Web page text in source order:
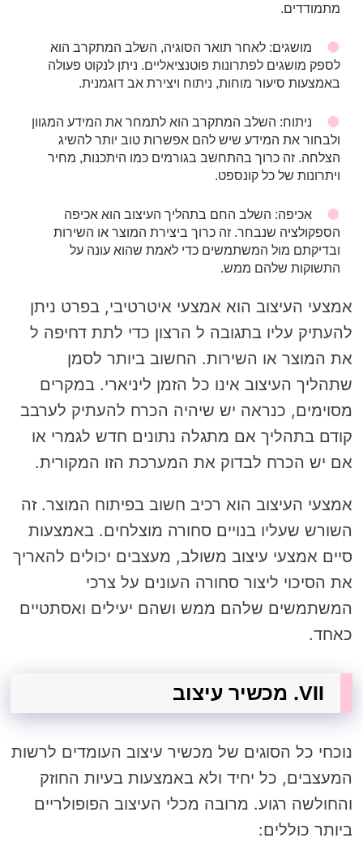
מתמודדים.
מושגים: לאחר תואר הסוגיה, השלב המתקרב הוא
לספק מושגים לפתרונות פוטנציאליים. ניתן לנקוט פעולה
באמצעות סיעור מוחות, ניתוח ויצירת אב דוגמנית.
ניתוח: השלב המתקרב הוא לתמחר את המידע המגוון
ולבחור את המידע שיש להם אפשרות טוב יותר להשיג
הצלחה. זה כרוך בהתחשב בגורמים כמו היתכנות, מחיר
ויתרונות של כל קונספט.
אכיפה: השלב החם בתהליך העיצוב הוא אכיפה
הספקולציה שנבחר. זה כרוך ביצירת המוצר או השירות
ובדיקתם מול המשתמשים כדי לאמת שהוא עונה על
התשוקות שלהם ממש.
אמצעי העיצוב הוא אמצעי איטרטיבי, בפרט ניתן
להעתיק עליו בתגובה ל הרצון כדי לתת דחיפה ל
את המוצר או השירות. החשוב ביותר לסמן
שתהליך העיצוב אינו כל הזמן ליניארי. במקרים
מסוימים, כנראה יש שיהיה הכרח להעתיק לערבב
קודם בתהליך אם מתגלה נתונים חדש לגמרי או
אם יש הכרח לבדוק את המערכת הזו המקורית.
אמצעי העיצוב הוא רכיב חשוב בפיתוח המוצר. זה
השורש שעליו בנויים סחורה מוצלחים. באמצעות
סיים אמצעי עיצוב משולב, מעצבים יכולים להאריך
את הסיכוי ליצור סחורה העונים על צרכי
המשתמשים שלהם ממש ושהם יעילים ואסתטיים
כאחד.
VII. מכשיר עיצוב
נוכחי כל הסוגים של מכשיר עיצוב העומדים לרשות
המעצבים, כל יחיד ולא באמצעות בעיות החוזק
והחולשה רגוע. מרובה מכלי העיצוב הפופולריים
ביותר כוללים: